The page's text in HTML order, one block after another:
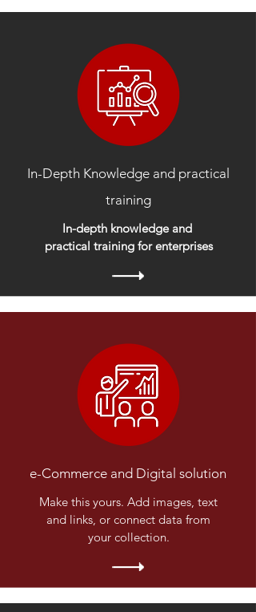
In-Depth Knowledge and practical
training
In-depth knowledge and
practical training for enterprises
e-Commerce and Digital solution
Make this yours. Add images, text
and links, or connect data from
your collection.